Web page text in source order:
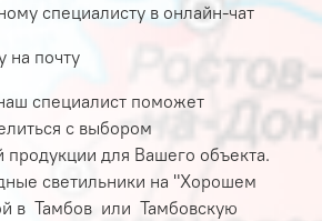
специалисту в онлайн-чат
на почту
специалист поможет
с выбором
продукции для Вашего объекта.
светильники на "Хорошем
в Тамбов или Тамбовскую